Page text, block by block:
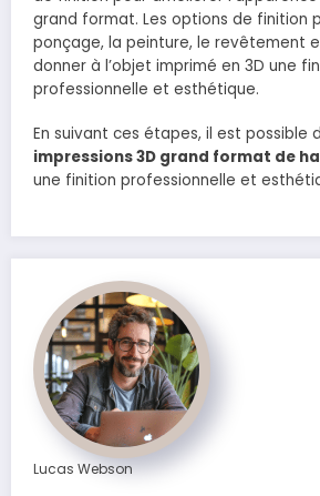
grand format. Les options de finition
ponçage, la peinture, le revêtement
donner à l’objet imprimé en 3D une
professionnelle et esthétique.
En suivant ces étapes, il est possible
impressions 3D grand format de
une finition professionnelle et
Lucas Webson